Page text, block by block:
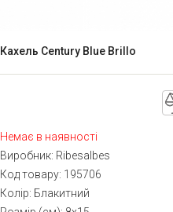
Кахель Century Blue Brillo
Немає в наявності
Виробник: Ribesalbes
Код товару: 195706
Колір: Блакитний